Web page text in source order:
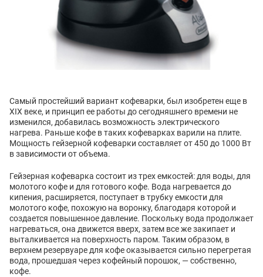
Самый простейший вариант кофеварки, был изобретен еще в
XIX веке, и принцип ее работы до сегодняшнего времени не
изменился, добавилась возможность электрического
нагрева. Раньше кофе в таких кофеварках варили на плите.
Мощность гейзерной кофеварки составляет от 450 до 1000 Вт
в зависимости от объема.
Гейзерная кофеварка состоит из трех емкостей: для воды, для
молотого кофе и для готового кофе. Вода нагревается до
кипения, расширяется, поступает в трубку емкости для
молотого кофе, похожую на воронку, благодаря которой и
создается повышенное давление. Поскольку вода продолжает
нагреваться, она движется вверх, затем все же закипает и
выталкивается на поверхность паром. Таким образом, в
верхнем резервуаре для кофе оказывается сильно перегретая
вода, прошедшая через кофейный порошок, — собственно,
кофе.